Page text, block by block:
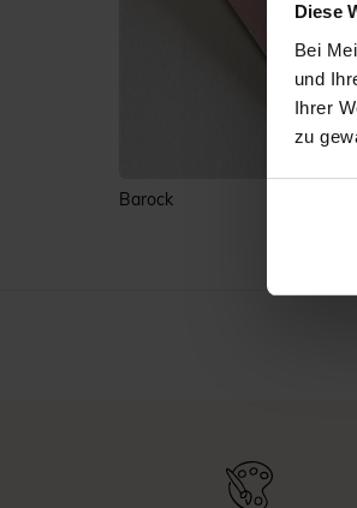
Diese
Bei
und
Ihrer
zu
Barock